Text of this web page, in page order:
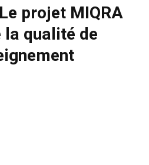
projet MIQRA
qualité de